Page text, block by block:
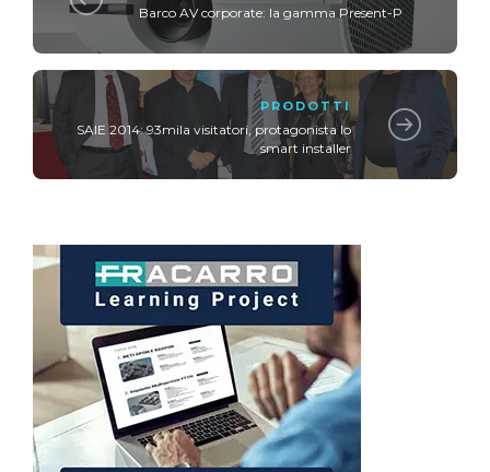
Barco AV corporate: la gamma Present-P
PRODOTTI
SAIE 2014: 93mila visitatori, protagonista lo
smart installer